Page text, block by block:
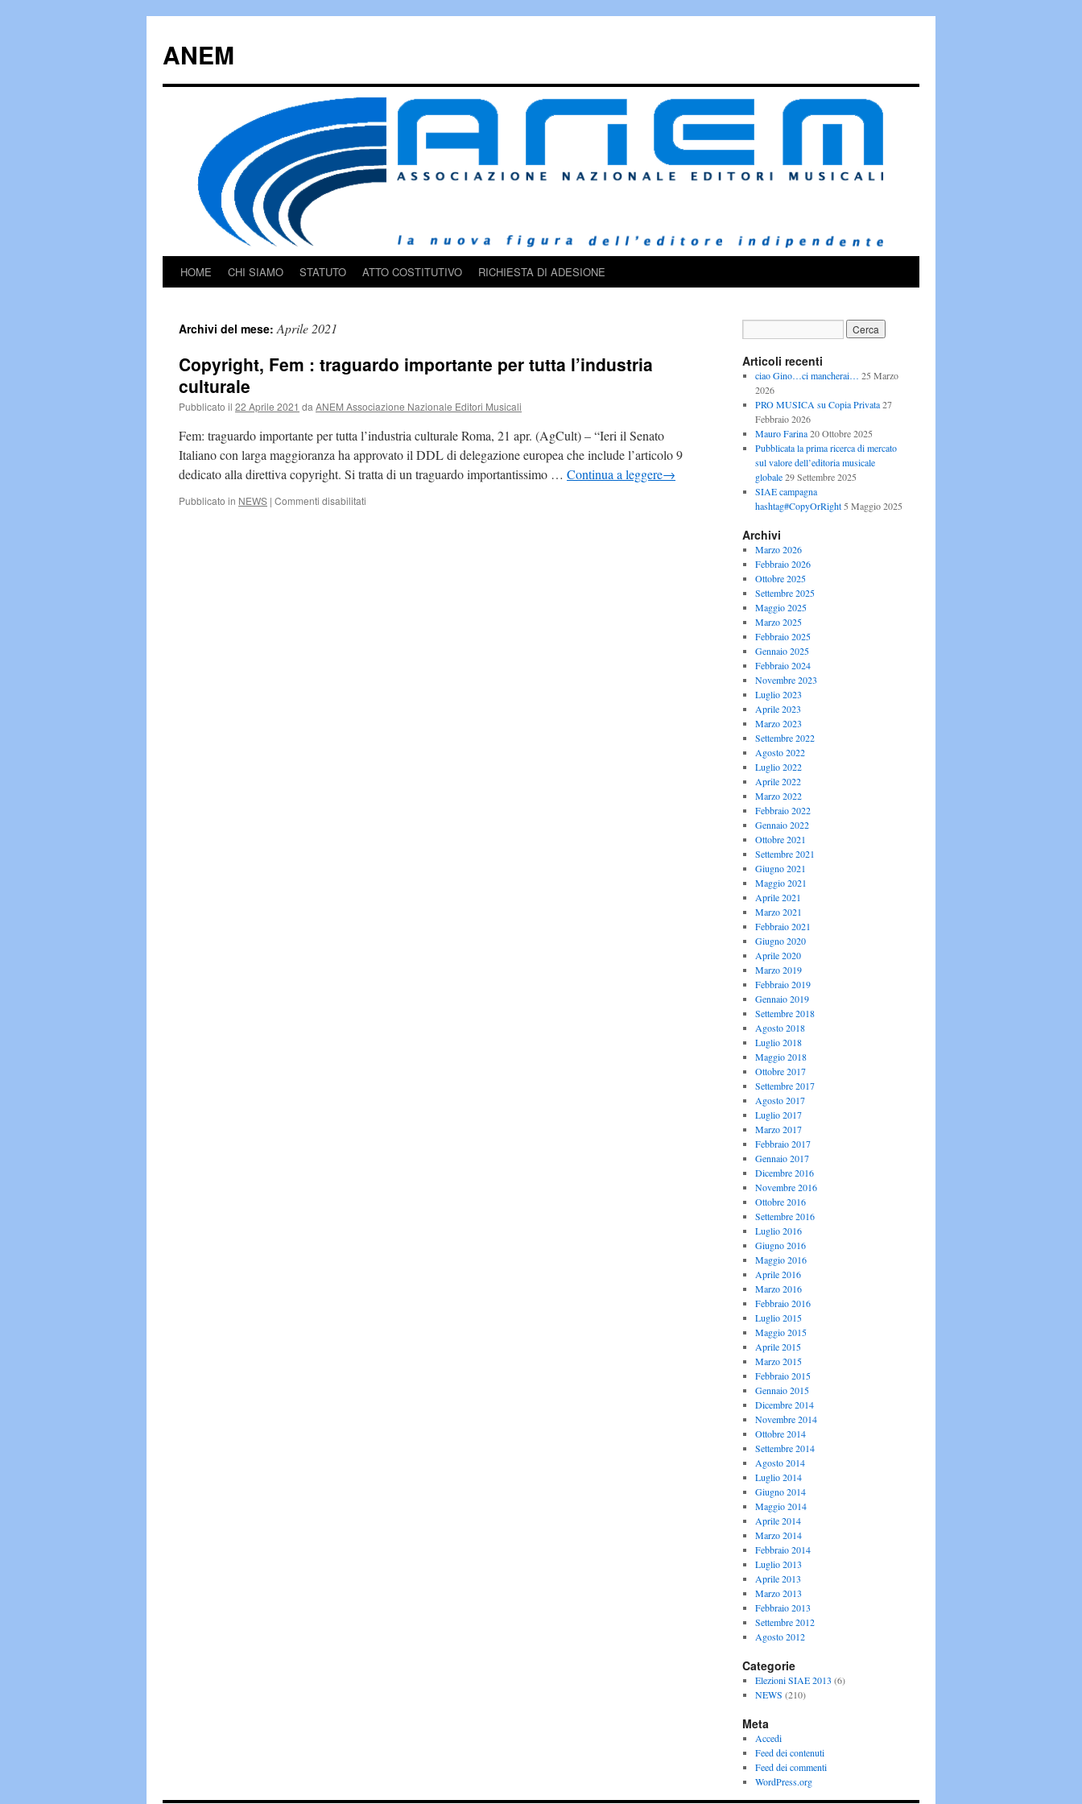
contenuto
ANEM
HOME CHI SIAMO STATUTO ATTO COSTITUTIVO RICHIESTA DI ADESIONE
Archivi del mese:Aprile 2021
Copyright, Fem : traguardo importante per tutta l’industria
culturale
Pubblicato il 22 Aprile 2021 da ANEM Associazione Nazionale Editori Musicali
Fem: traguardo importante per tutta l’industria culturale Roma, 21 apr. (AgCult) – “Ieri il Senato
Italiano con larga maggioranza ha approvato il DDL di delegazione europea che include l’articolo 9
dedicato alla direttiva copyright. Si tratta di un traguardo importantissimo … Continua a leggere→
Pubblicato in NEWS | Commenti disabilitati
Articoli recenti
ciao Gino…ci mancherai… 25 Marzo
2026
PRO MUSICA su Copia Privata 27
Febbraio 2026
Mauro Farina 20 Ottobre 2025
Pubblicata la prima ricerca di mercato
sul valore dell’editoria musicale
globale 29 Settembre 2025
SIAE campagna
hashtag#CopyOrRight 5 Maggio 2025
Archivi
Marzo 2026
Febbraio 2026
Ottobre 2025
Settembre 2025
Maggio 2025
Marzo 2025
Febbraio 2025
Gennaio 2025
Febbraio 2024
Novembre 2023
Luglio 2023
Aprile 2023
Marzo 2023
Settembre 2022
Agosto 2022
Luglio 2022
Aprile 2022
Marzo 2022
Febbraio 2022
Gennaio 2022
Ottobre 2021
Settembre 2021
Giugno 2021
Maggio 2021
Aprile 2021
Marzo 2021
Febbraio 2021
Giugno 2020
Aprile 2020
Marzo 2019
Febbraio 2019
Gennaio 2019
Settembre 2018
Agosto 2018
Luglio 2018
Maggio 2018
Ottobre 2017
Settembre 2017
Agosto 2017
Luglio 2017
Marzo 2017
Febbraio 2017
Gennaio 2017
Dicembre 2016
Novembre 2016
Ottobre 2016
Settembre 2016
Luglio 2016
Giugno 2016
Maggio 2016
Aprile 2016
Marzo 2016
Febbraio 2016
Luglio 2015
Maggio 2015
Aprile 2015
Marzo 2015
Febbraio 2015
Gennaio 2015
Dicembre 2014
Novembre 2014
Ottobre 2014
Settembre 2014
Agosto 2014
Luglio 2014
Giugno 2014
Maggio 2014
Aprile 2014
Marzo 2014
Febbraio 2014
Luglio 2013
Aprile 2013
Marzo 2013
Febbraio 2013
Settembre 2012
Agosto 2012
Categorie
Elezioni SIAE 2013 (6)
NEWS (210)
Meta
Accedi
Feed dei contenuti
Feed dei commenti
WordPress.org